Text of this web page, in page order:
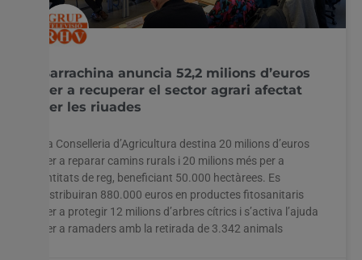
Barrachina anuncia 52,2 milions d’euros
per a recuperar el sector agrari afectat
per les riuades
La Conselleria d’Agricultura destina 20 milions d’euros
per a reparar camins rurals i 20 milions més per a
entitats de reg, beneficiant 50.000 hectàrees. Es
distribuiran 880.000 euros en productes fitosanitaris
per a protegir 12 milions d’arbres cítrics i s’activa l’ajuda
per a ramaders amb la retirada de 3.342 animals